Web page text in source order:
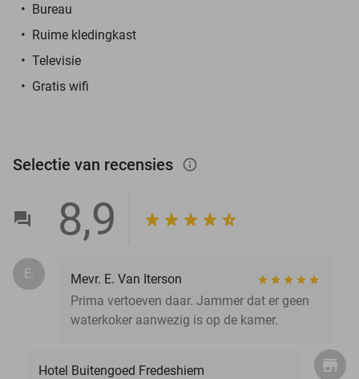
Bureau
Ruime kledingkast
Televisie
Gratis wifi
Selectie van recensies info_outlined
8,9
E.
Mevr. E. Van Iterson
Prima vertoeven daar. Jammer dat er geen
waterkoker aanwezig is op de kamer.
Hotel Buitengoed Fredeshiem